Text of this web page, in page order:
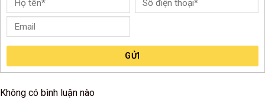
GỬI
Không có bình luận nào